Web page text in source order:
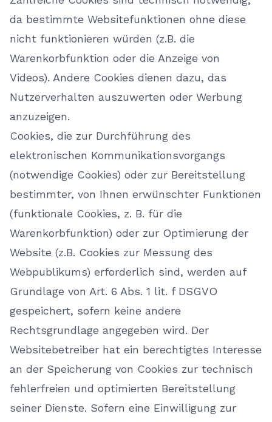
da bestimmte Websitefunktionen ohne diese
nicht funktionieren würden (z.B. die
Warenkorbfunktion oder die Anzeige von
Videos). Andere Cookies dienen dazu, das
Nutzerverhalten auszuwerten oder Werbung
anzuzeigen.
Cookies, die zur Durchführung des
elektronischen Kommunikationsvorgangs
(notwendige Cookies) oder zur Bereitstellung
bestimmter, von Ihnen erwünschter Funktionen
(funktionale Cookies, z. B. für die
Warenkorbfunktion) oder zur Optimierung der
Website (z.B. Cookies zur Messung des
Webpublikums) erforderlich sind, werden auf
Grundlage von Art. 6 Abs. 1 lit. f DSGVO
gespeichert, sofern keine andere
Rechtsgrundlage angegeben wird. Der
Websitebetreiber hat ein berechtigtes Interesse
an der Speicherung von Cookies zur technisch
fehlerfreien und optimierten Bereitstellung
seiner Dienste. Sofern eine Einwilligung zur